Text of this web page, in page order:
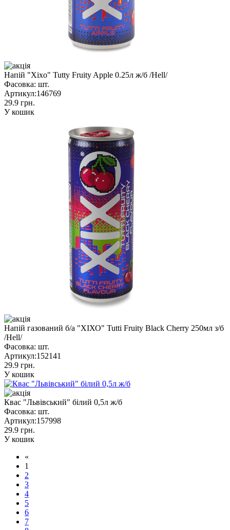
Напій "Xixo" Tutty Fruity Apple 0.25л ж/б /Hell/
Фасовка: шт.
Артикул:146769
29.9 грн.
У кошик
Напій газований б/а "ХІХО" Tutti Fruity Black Cherry 250мл з/б
/Hell/
Фасовка: шт.
Артикул:152141
29.9 грн.
У кошик
Квас "Львівський" білий 0,5л ж/б
Фасовка: шт.
Артикул:157998
29.9 грн.
У кошик
«
1
2
3
4
5
6
7